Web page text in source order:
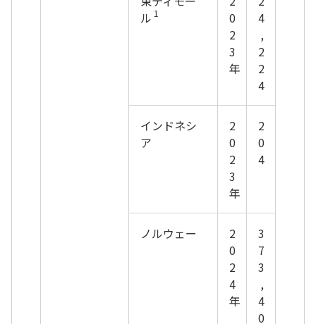
ル 1
0
2
3
年
4
,
2
2
4
インドネシ
ア
2
0
2
3
年
2
0
4
ノルウェー
2
0
2
4
年
3
7
3
,
4
0